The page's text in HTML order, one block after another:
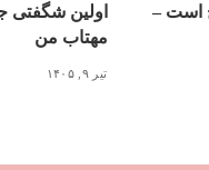
است –
اولین شگفتی
مهتاب من
تیر ۹, ۱۴۰۵